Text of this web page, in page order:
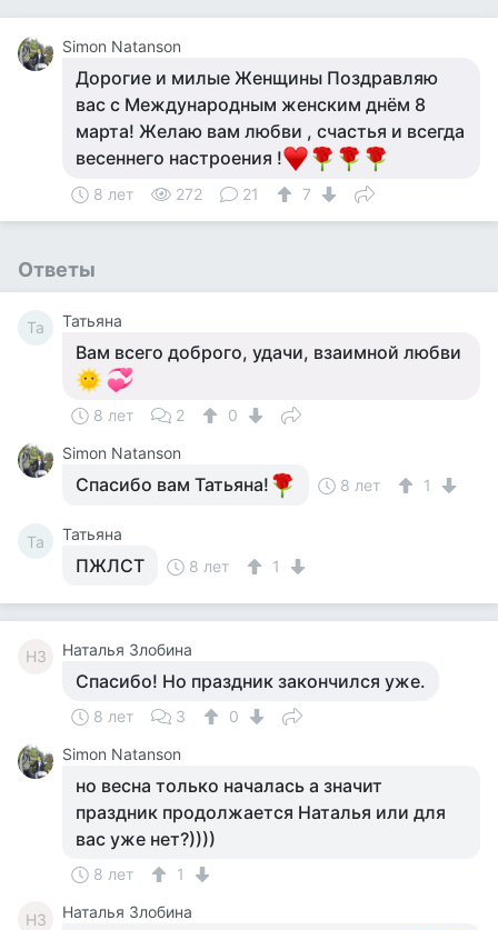
Simon Natanson
Дорогие и милые Женщины Поздравляю
вас с Международным женским днём 8
марта! Желаю вам любви , счастья и всегда
весеннего настроения !
8 лет 272 21 7
Ответы
Та Татьяна
Вам всего доброго, удачи, взаимной любви
8 лет 2
0
Simon Natanson
Спасибо вам Татьяна! 8 лет 1
Та Татьяна
ПЖЛСТ 8 лет 1
НЗ Наталья Злобина
Спасибо! Но праздник закончился уже.
8 лет 3
0
Simon Natanson
но весна только началась а значит
праздник продолжается Наталья или для
вас уже нет?))))
8 лет 1
НЗ Наталья Злобина